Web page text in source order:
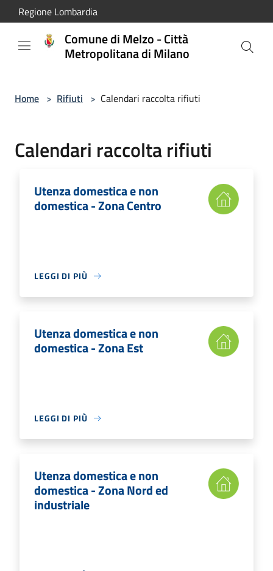
Salta al contenuto principale
Regione Lombardia
Comune di Melzo - Città
Metropolitana di Milano
Home > Rifiuti > Calendari raccolta rifiuti
Calendari raccolta rifiuti
Utenza domestica e non
domestica - Zona Centro
LEGGI DI PIÙ
Utenza domestica e non
domestica - Zona Est
LEGGI DI PIÙ
Utenza domestica e non
domestica - Zona Nord ed
industriale